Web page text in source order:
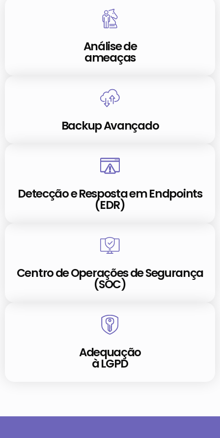
Análise de
ameaças
Backup Avançado
Detecção e Resposta em Endpoints
(EDR)
Centro de Operações de Segurança
(SOC)
Adequação
à LGPD